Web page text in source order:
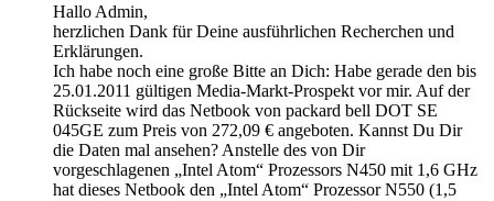
Hallo Admin,
herzlichen Dank für Deine ausführlichen Recherchen und
Erklärungen.
Ich habe noch eine große Bitte an Dich: Habe gerade den bis
25.01.2011 gültigen Media-Markt-Prospekt vor mir. Auf der
Rückseite wird das Netbook von packard bell DOT SE
045GE zum Preis von 272,09 € angeboten. Kannst Du Dir
die Daten mal ansehen? Anstelle des von Dir
vorgeschlagenen „Intel Atom“ Prozessors N450 mit 1,6 GHz
hat dieses Netbook den „Intel Atom“ Prozessor N550 (1,5